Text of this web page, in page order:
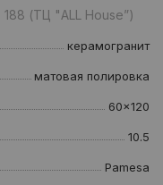
(ТЦ "ALL House”)
керамогранит
матовая полировка
60x120
10.5
Pamesa